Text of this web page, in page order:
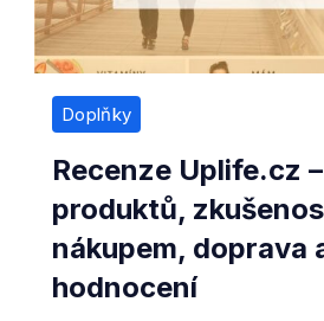
Doplňky
Recenze Uplife.cz
produktů,
nákupem, doprava
hodnocení